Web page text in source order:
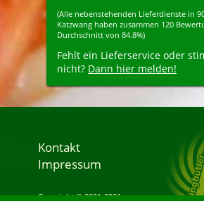
(Alle nebenstehenden Lieferdienste in
Katzwang haben zusammen 120
Durchschnitt von 84.8%)
Fehlt ein Lieferservice oder
nicht? Dann hier melden!
Kontakt
Impressum
Copyright © 2001-2026